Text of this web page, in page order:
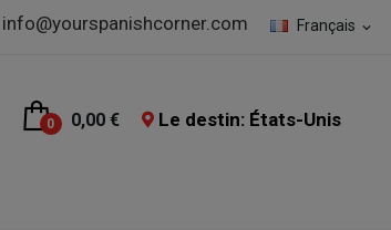
Français expand_more
info@yourspanishcorner.com
0 0,00 € Le destin: États-Unis